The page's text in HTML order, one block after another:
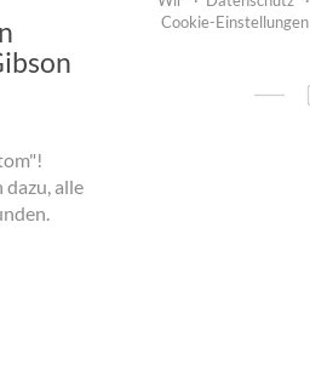
alle
Cookie-Einstellungen